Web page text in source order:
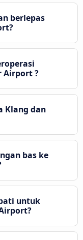
berlepas
Airport ?
Klang dan
bas ke
untuk